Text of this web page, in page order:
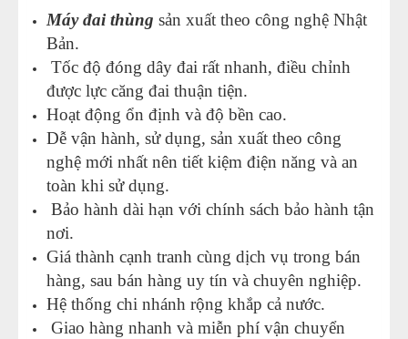
Máy đai thùng sản xuất theo công nghệ Nhật
Bản.
Tốc độ đóng dây đai rất nhanh, điều chỉnh
được lực căng đai thuận tiện.
Hoạt động ổn định và độ bền cao.
Dễ vận hành, sử dụng, sản xuất theo công
nghệ mới nhất nên tiết kiệm điện năng và an
toàn khi sử dụng.
Bảo hành dài hạn với chính sách bảo hành tận
nơi.
Giá thành cạnh tranh cùng dịch vụ trong bán
hàng, sau bán hàng uy tín và chuyên nghiệp.
Hệ thống chi nhánh rộng khắp cả nước.
Giao hàng nhanh và miễn phí vận chuyển